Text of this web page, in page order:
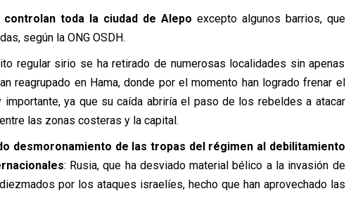
toda la ciudad de Alepo excepto algunos barrios, que
según la ONG OSDH.
regular sirio se ha retirado de numerosas localidades sin apenas
reagrupado en Hama, donde por el momento han logrado frenar el
importante, ya que su caída abriría el paso de los rebeldes a atacar
las zonas costeras y la capital.
desmoronamiento de las tropas del régimen al debilitamiento
: Rusia, que ha desviado material bélico a la invasión de
por los ataques israelíes, hecho que han aprovechado las